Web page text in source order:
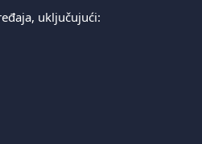
uključujući: